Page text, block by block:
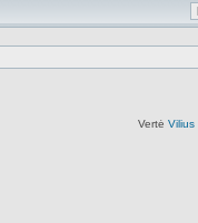
Vertė Vilius